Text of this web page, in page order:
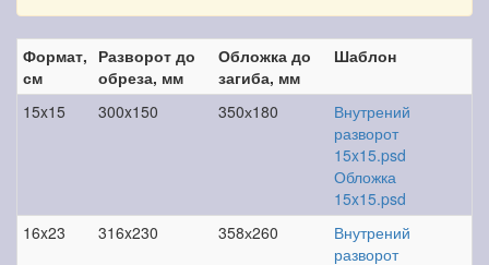
Формат,
см
Разворот до
обреза, мм
Обложка до
загиба, мм
Шаблон
15x15 300x150 350х180
Внутрений
разворот
15x15.psd
Обложка
15x15.psd
16x23
316x230 358х260
Внутрений
разворот